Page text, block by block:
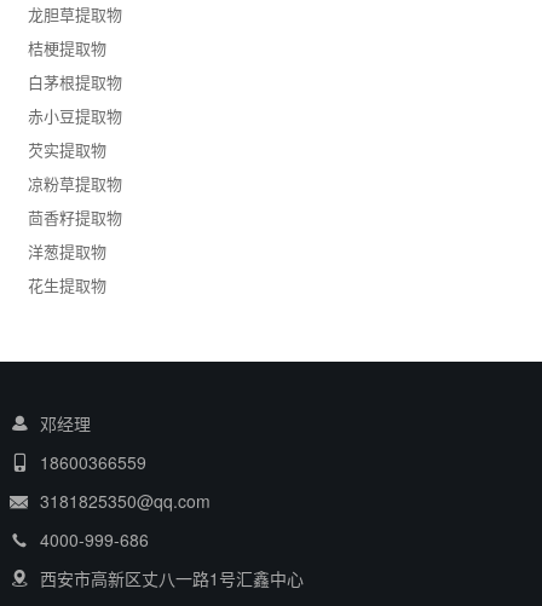
龙胆草提取物
桔梗提取物
白茅根提取物
赤小豆提取物
芡实提取物
凉粉草提取物
茴香籽提取物
洋葱提取物
花生提取物
邓经理
18600366559
3181825350@qq.com
4000-999-686
西安市高新区丈八一路1号汇鑫中心